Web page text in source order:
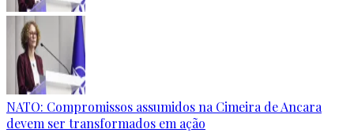
NATO: Compromissos assumidos na Cimeira de Ancara
devem ser transformados em ação